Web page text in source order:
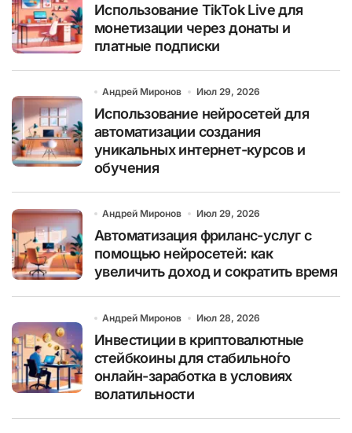
Использование TikTok Live для
монетизации через донаты и
платные подписки
Андрей Миронов Июл 29, 2026
Использование нейросетей для
автоматизации создания
уникальных интернет-курсов и
обучения
Андрей Миронов Июл 29, 2026
Автоматизация фриланс-услуг с
помощью нейросетей: как
увеличить доход и сократить время
Андрей Миронов Июл 28, 2026
Инвестиции в криптовалютные
стейбкоины для стабильно́го
онлайн-заработка в условиях
волатильности